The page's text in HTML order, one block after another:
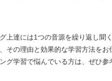
上達には1つの音源を繰り返し聞
その理由と効果的な学習方法をお
グ学習で悩んでいる方は、ぜひ参